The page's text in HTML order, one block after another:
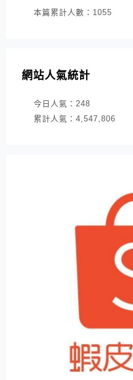
本篇累計人數： 1055
網站人氣統計
今日人氣： 248
累計人氣： 4,547,806